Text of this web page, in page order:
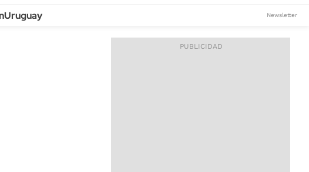
ACCESO FULL - $1.800/MES
Uruguay Newsletter